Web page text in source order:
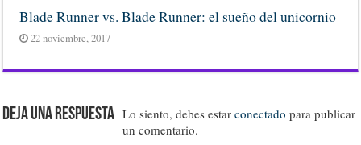
Blade Runner vs. Blade Runner: el sueño del unicornio
22 noviembre, 2017
Deja una respuesta Lo siento, debes estarconectado para publicar
un comentario.